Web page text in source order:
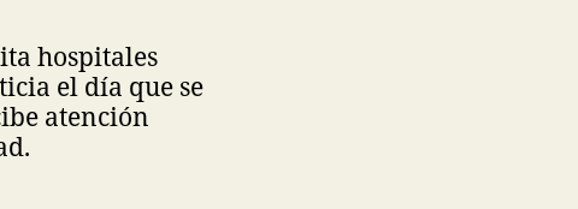
hospitales
el día que se
atención